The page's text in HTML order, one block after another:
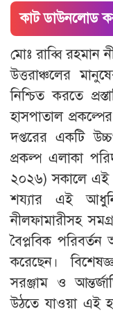
কাট ডাউনলোড
মোঃ রাব্বি রহমান
উত্তরাঞ্চলের
নিশ্চিত করতে
হাসপাতাল প্রকল্পের
দপ্তরের একটি
প্রকল্প এলাকা
২০২৬) সকালে এই
শয্যার এই
নীলফামারীসহ
বৈপ্লবিক
করেছেন।
সরঞ্জাম ও
উঠতে যাওয়া এই